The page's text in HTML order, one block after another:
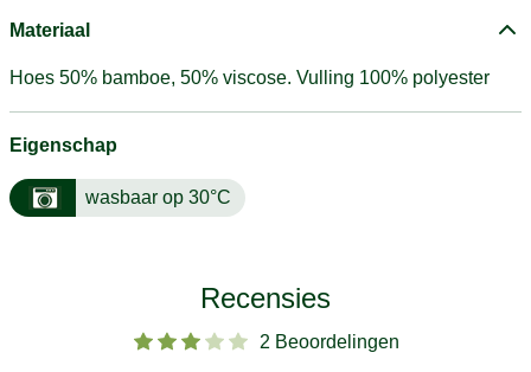
Materiaal
Hoes 50% bamboe, 50% viscose. Vulling 100% polyester
Eigenschap
wasbaar op 30°C
Recensies
2 Beoordelingen